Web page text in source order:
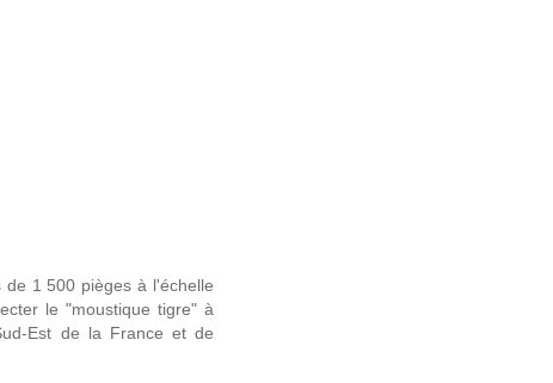
1 500 pièges à l'échelle
le "moustique tigre" à
Est de la France et de